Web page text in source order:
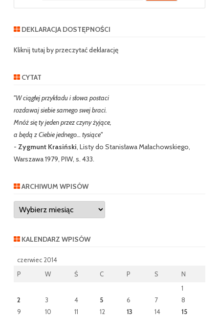
r
h
DEKLARACJA DOSTĘPNOŚCI
Kliknij tutaj by przeczytać deklarację
CYTAT
"W ciągłej przykładu i słowa postaci
rozdawaj siebie samego swej braci.
Mnóż się ty jeden przez czyny żyjące,
a będą z Ciebie jednego… tysiące"
- Zygmunt Krasiński, Listy do Stanisława Małachowskiego,
Warszawa 1979, PIW, s. 433.
ARCHIWUM WPISÓW
Archiwum
wpisów
KALENDARZ WPISÓW
czerwiec 2014
P
W Ś C P S
N
1
2
3 4 5 6 7
8
9
10 11 12 13 14
15